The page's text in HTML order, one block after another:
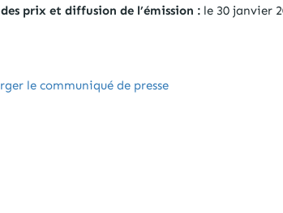
des prix et diffusion de l’émission : le 30 janvier
le communiqué de presse